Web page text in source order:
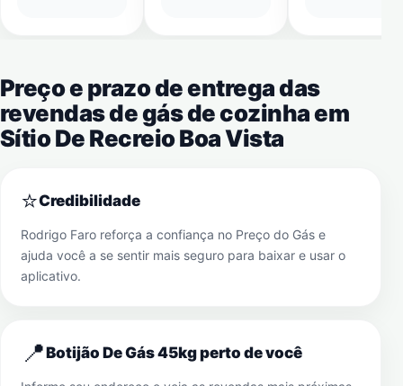
Preço e prazo de entrega das
revendas de gás de cozinha em
Sítio De Recreio Boa Vista
⭐Credibilidade
Rodrigo Faro reforça a confiança no Preço do Gás e
ajuda você a se sentir mais seguro para baixar e usar o
aplicativo.
📍Botijão De Gás 45kg perto de você